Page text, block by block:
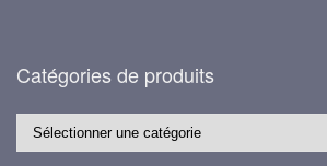
Catégories de produits